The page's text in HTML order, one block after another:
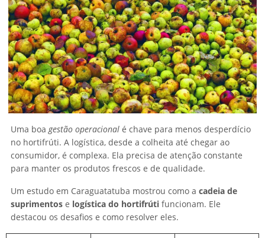
Uma boa gestão operacional é chave para menos desperdício
no hortifrúti. A logística, desde a colheita até chegar ao
consumidor, é complexa. Ela precisa de atenção constante
para manter os produtos frescos e de qualidade.
Um estudo em Caraguatatuba mostrou como a cadeia de
suprimentos e logística do hortifrúti funcionam. Ele
destacou os desafios e como resolver eles.